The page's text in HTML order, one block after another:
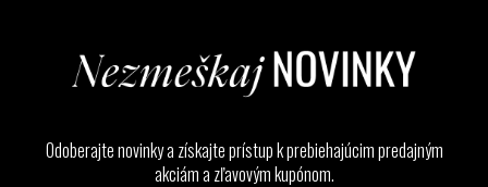
Odoberajte novinky a získajte prístup k prebiehajúcim predajným
akciám a zľavovým kupónom.